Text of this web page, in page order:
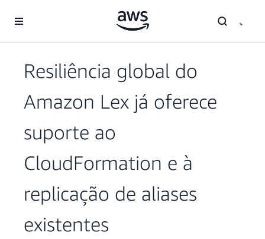
Pular para o conteúdo principal
Resiliência global do
Amazon Lex já oferece
suporte ao
CloudFormation e à
replicação de aliases
existentes